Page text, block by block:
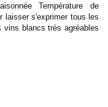
Température de
laisser s'exprimer tous les
vins blancs très agréables